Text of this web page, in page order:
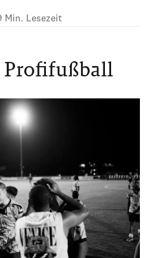
Min. Lesezeit